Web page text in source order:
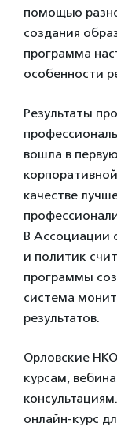
помощью
создания
программа
особенности
Результаты
вошла в
качестве
В Ассоциации
и политик
программы
система
результатов.
Орловские
курсам,
онлайн-курс